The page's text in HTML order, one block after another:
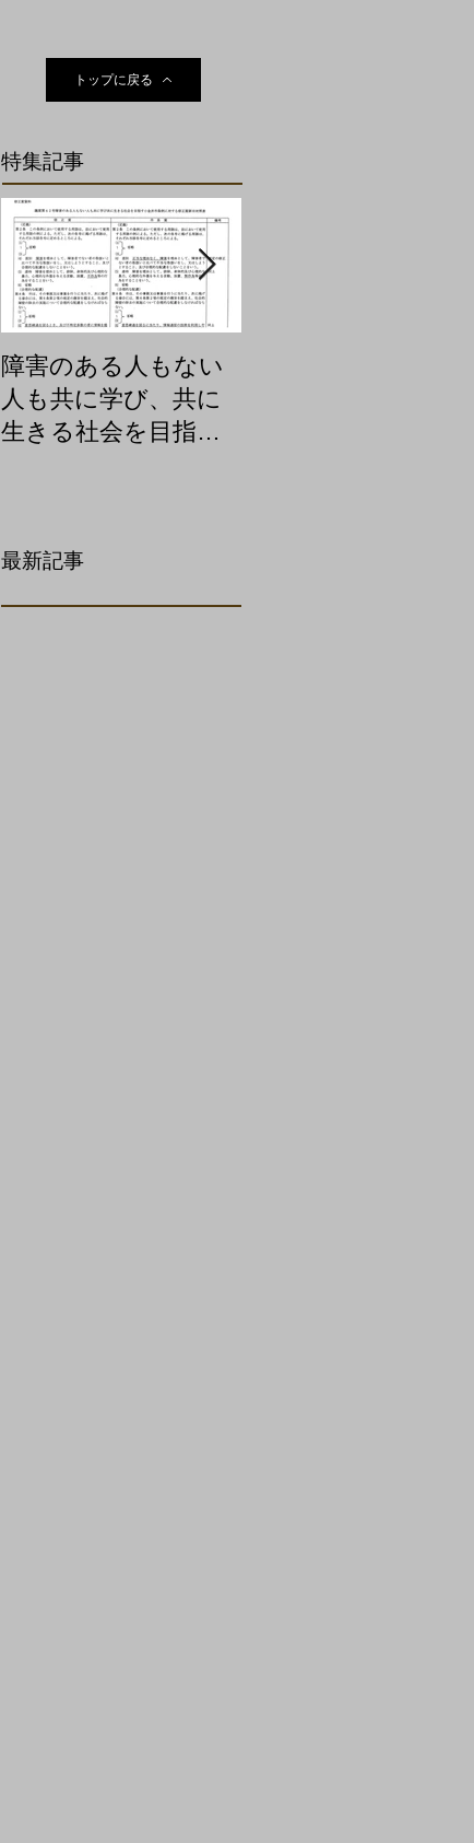
トップに戻る
特集記事
障害のある人もない
人も共に学び、共に
生きる社会を目指す
最新記事